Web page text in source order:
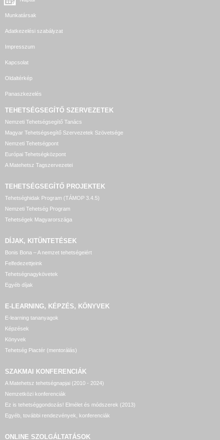
Munkatársak
Adatkezelési szabályzat
Impresszum
Kapcsolat
Oldaltérkép
Panaszkezelés
TEHETSÉGSEGÍTŐ SZERVEZETEK
Nemzeti Tehetségsegítő Tanács
Magyar Tehetségsegítő Szervezetek Szövetsége
Nemzeti Tehetségpont
Európai Tehetségközpont
A Matehetsz Tagszervezetei
TEHETSÉGSEGÍTŐ PROJEKTEK
Tehetséghidak Program (TÁMOP 3.4.5)
Nemzeti Tehetség Program
Tehetségek Magyarországa
DÍJAK, KITÜNTETÉSEK
Bonis Bona – A nemzet tehetségeiért
Felfedezettjeink
Tehetségnagykövetek
Egyéb díjak
E-LEARNING, KÉPZÉS, KÖNYVEK
E-learning tananyagok
Képzések
Könyvek
Tehetség Piactér (mentorálás)
SZAKMAI KONFERENCIÁK
A Matehetsz tehetségnapjai (2010 - 2024)
Nemzetközi konferenciák
Ez is tehetséggondozás! Elmélet és módszerek (2013)
Egyéb, további rendezvények, konferenciák
ONLINE SZOLGÁLTATÁSOK